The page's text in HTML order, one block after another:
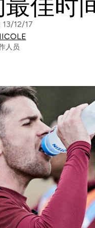
佳时
13/12/17
人员